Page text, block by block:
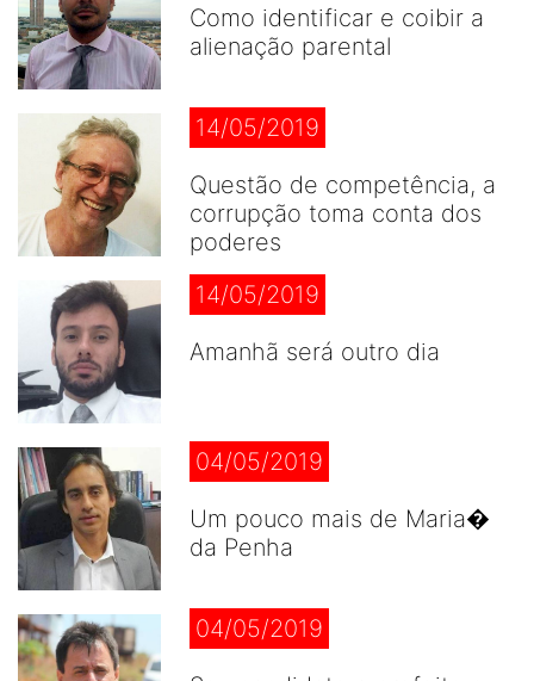
Como identificar e coibir a
alienação parental
14/05/2019
Questão de competência, a
corrupção toma conta dos
poderes
14/05/2019
Amanhã será outro dia
04/05/2019
Um pouco mais de Maria�
da Penha
04/05/2019